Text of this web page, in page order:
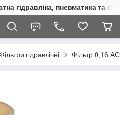
гідравліка, пневматика та
Фільтри гідравлічні Фільтр 0,16